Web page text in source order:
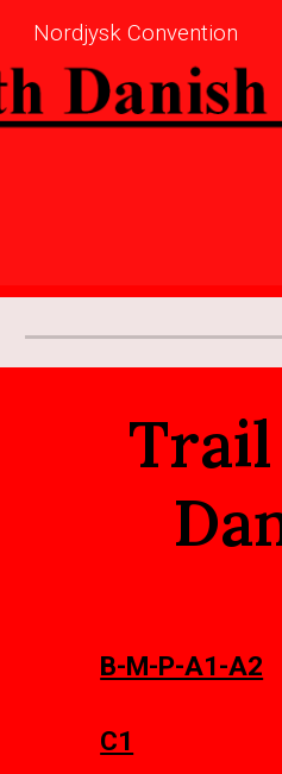
Skip to main content
Nordjysk Convention
Trail
B-M-P-A1-A2
C1